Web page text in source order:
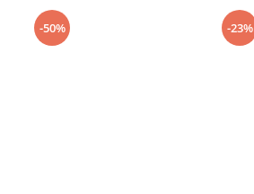
-50% -23%